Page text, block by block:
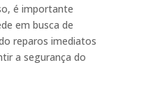
é importante
em busca de
reparos imediatos
a segurança do